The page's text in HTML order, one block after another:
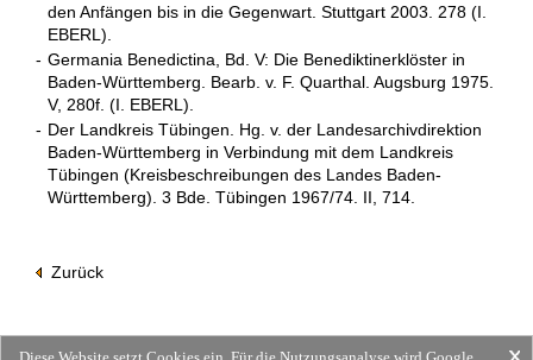
den Anfängen bis in die Gegenwart. Stuttgart 2003. 278 (I.
EBERL).
- Germania Benedictina, Bd. V: Die Benediktinerklöster in
Baden-Württemberg. Bearb. v. F. Quarthal. Augsburg 1975.
V, 280f. (I. EBERL).
- Der Landkreis Tübingen. Hg. v. der Landesarchivdirektion
Baden-Württemberg in Verbindung mit dem Landkreis
Tübingen (Kreisbeschreibungen des Landes Baden-
Württemberg). 3 Bde. Tübingen 1967/74. II, 714.
Zurück